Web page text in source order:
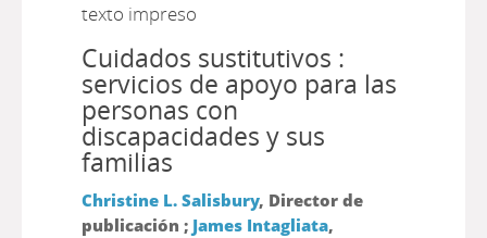
texto impreso
Cuidados sustitutivos :
servicios de apoyo para las
personas con
discapacidades y sus
familias
Christine L. Salisbury, Director de
publicación ; James Intagliata,